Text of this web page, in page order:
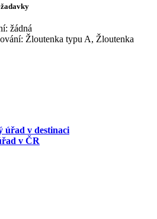
žádná
Žloutenka typu A, Žloutenka
úřad v destinaci
v ČR